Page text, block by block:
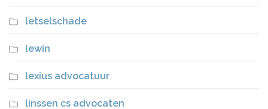
letselschade
lewin
lexius advocatuur
linssen cs advocaten